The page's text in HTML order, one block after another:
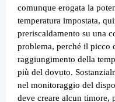
comunque erogata la
temperatura impostata,
preriscaldamento su una
problema, perché il picco
raggiungimento della
più del dovuto.
nel monitoraggio del
deve creare alcun timore,